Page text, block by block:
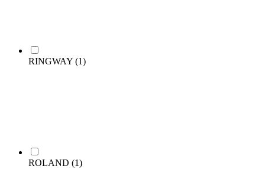
RINGWAY (1)
ROLAND (1)